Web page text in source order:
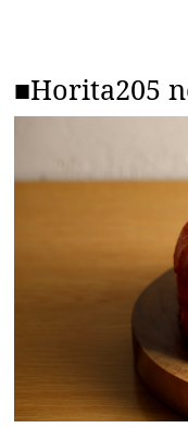
■Horita205